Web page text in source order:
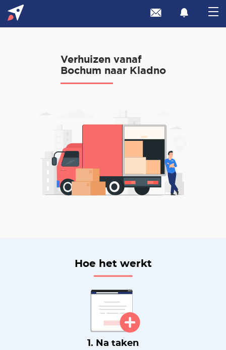
Verhuizen vanaf
Bochum naar Kladno
Hoe het werkt
1. Na taken